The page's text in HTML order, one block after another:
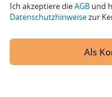
Ich akzeptiere dieAGB und
Datenschutzhinweisezur
Als